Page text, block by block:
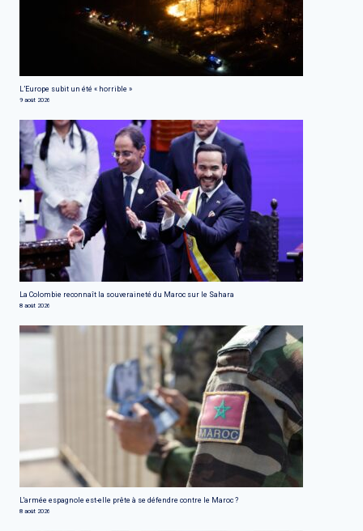
L’Europe subit un été « horrible »
9 août 2026
La Colombie reconnaît la souveraineté du Maroc sur le Sahara
8 août 2026
L'armée espagnole est-elle prête à se défendre contre le Maroc ?
8 août 2026